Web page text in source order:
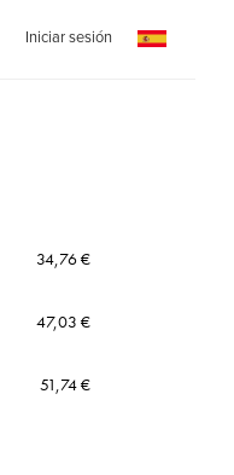
Iniciar sesión
34,76 €
47,03 €
51,74 €